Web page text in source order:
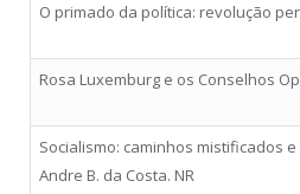
O primado da política: revolução
Rosa Luxemburg e os Conselhos
Socialismo: caminhos mistificados
Andre B. da Costa. NR